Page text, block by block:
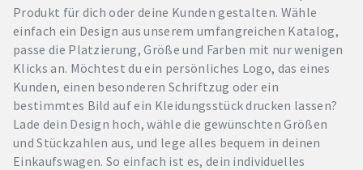
Produkt für dich oder deine Kunden gestalten. Wähle
einfach ein Design aus unserem umfangreichen Katalog,
passe die Platzierung, Größe und Farben mit nur wenigen
Klicks an. Möchtest du ein persönliches Logo, das eines
Kunden, einen besonderen Schriftzug oder ein
bestimmtes Bild auf ein Kleidungsstück drucken lassen?
Lade dein Design hoch, wähle die gewünschten Größen
und Stückzahlen aus, und lege alles bequem in deinen
Einkaufswagen. So einfach ist es, dein individuelles